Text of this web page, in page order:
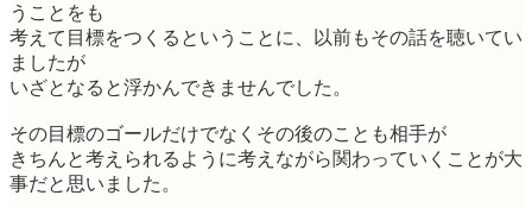
うことをも
考えて目標をつくるということに、以前もその話を聴いてい
ましたが
いざとなると浮かんできませんでした。
その目標のゴールだけでなくその後のことも相手が
きちんと考えられるように考えながら関わっていくことが大
事だと思いました。